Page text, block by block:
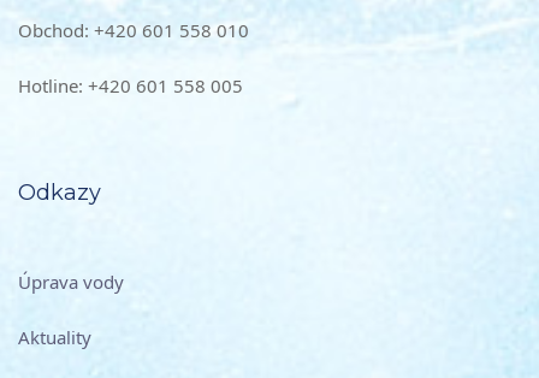
Obchod: +420 601 558 010
Hotline: +420 601 558 005
Odkazy
Úprava vody
Aktuality